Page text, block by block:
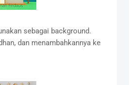
sebagai background.
dan menambahkannya ke